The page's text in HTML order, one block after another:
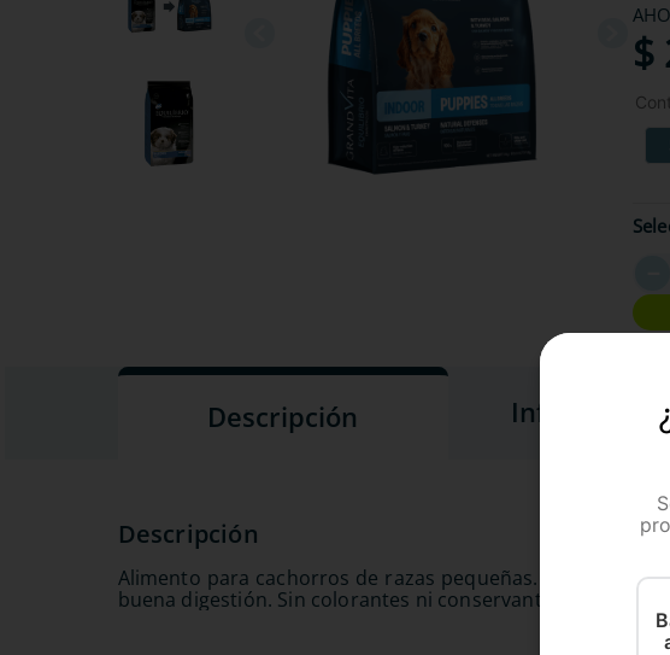
$
Descripción
Alimento para cachorros de razas pequeñas. Contiene
buena digestión. Sin colorantes ni conservantes artificiales.